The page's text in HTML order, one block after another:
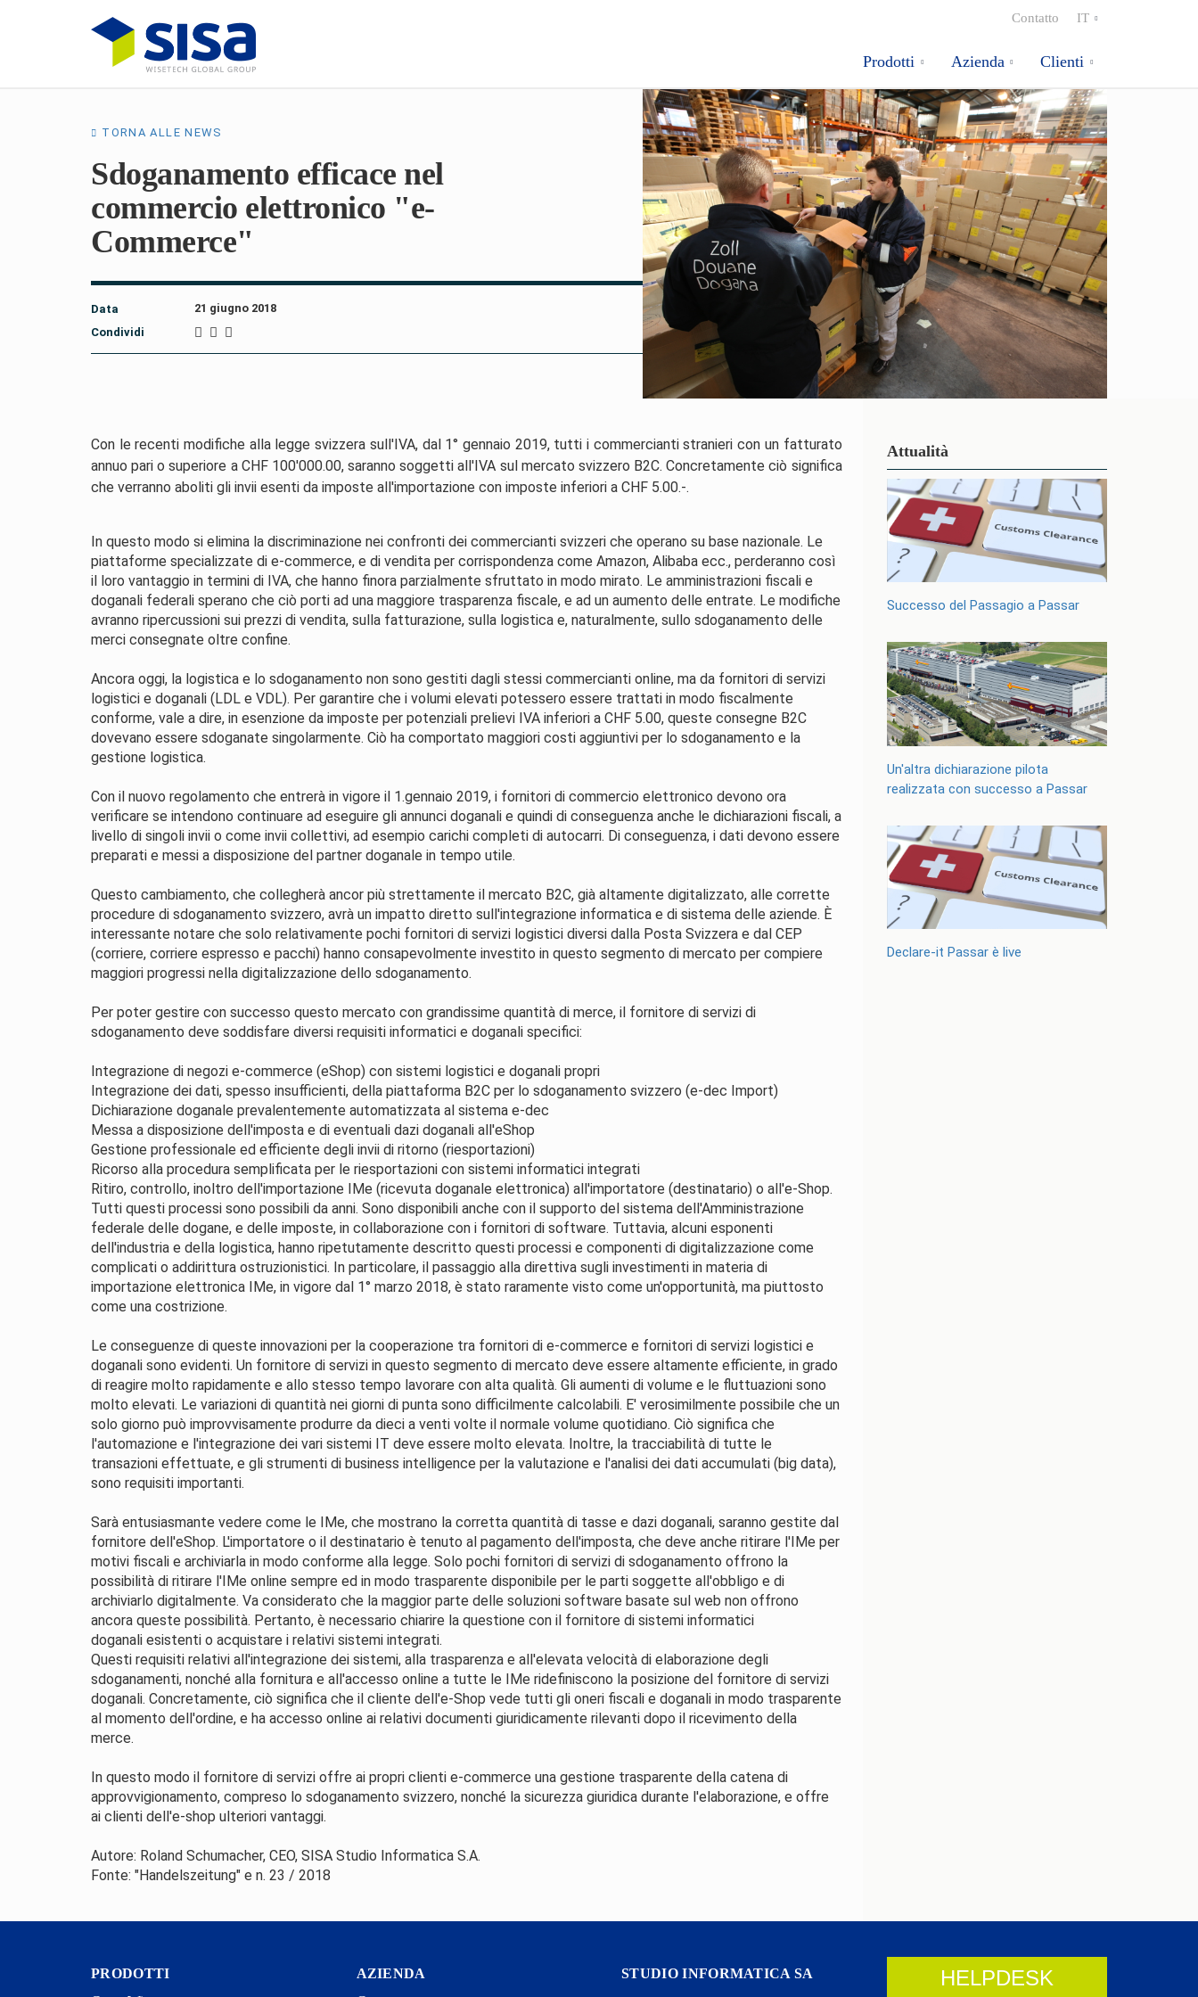
Prodotti Azienda Clienti
Contatto IT
TORNA ALLE NEWS
Sdoganamento efficace nel
commercio elettronico "e-
Commerce"
Data
21 giugno 2018
Condividi
Con le recenti modifiche alla legge svizzera sull'IVA, dal 1° gennaio 2019, tutti i commercianti stranieri con un fatturato
annuo pari o superiore a CHF 100'000.00, saranno soggetti all'IVA sul mercato svizzero B2C. Concretamente ciò significa
che verranno aboliti gli invii esenti da imposte all'importazione con imposte inferiori a CHF 5.00.-.
In questo modo si elimina la discriminazione nei confronti dei commercianti svizzeri che operano su base nazionale. Le
piattaforme specializzate di e-commerce, e di vendita per corrispondenza come Amazon, Alibaba ecc., perderanno così
il loro vantaggio in termini di IVA, che hanno finora parzialmente sfruttato in modo mirato. Le amministrazioni fiscali e
doganali federali sperano che ciò porti ad una maggiore trasparenza fiscale, e ad un aumento delle entrate. Le modifiche
avranno ripercussioni sui prezzi di vendita, sulla fatturazione, sulla logistica e, naturalmente, sullo sdoganamento delle
merci consegnate oltre confine.
Ancora oggi, la logistica e lo sdoganamento non sono gestiti dagli stessi commercianti online, ma da fornitori di servizi
logistici e doganali (LDL e VDL). Per garantire che i volumi elevati potessero essere trattati in modo fiscalmente
conforme, vale a dire, in esenzione da imposte per potenziali prelievi IVA inferiori a CHF 5.00, queste consegne B2C
dovevano essere sdoganate singolarmente. Ciò ha comportato maggiori costi aggiuntivi per lo sdoganamento e la
gestione logistica.
Con il nuovo regolamento che entrerà in vigore il 1.gennaio 2019, i fornitori di commercio elettronico devono ora
verificare se intendono continuare ad eseguire gli annunci doganali e quindi di conseguenza anche le dichiarazioni fiscali, a
livello di singoli invii o come invii collettivi, ad esempio carichi completi di autocarri. Di conseguenza, i dati devono essere
preparati e messi a disposizione del partner doganale in tempo utile.
Questo cambiamento, che collegherà ancor più strettamente il mercato B2C, già altamente digitalizzato, alle corrette
procedure di sdoganamento svizzero, avrà un impatto diretto sull'integrazione informatica e di sistema delle aziende. È
interessante notare che solo relativamente pochi fornitori di servizi logistici diversi dalla Posta Svizzera e dal CEP
(corriere, corriere espresso e pacchi) hanno consapevolmente investito in questo segmento di mercato per compiere
maggiori progressi nella digitalizzazione dello sdoganamento.
Per poter gestire con successo questo mercato con grandissime quantità di merce, il fornitore di servizi di
sdoganamento deve soddisfare diversi requisiti informatici e doganali specifici:
Integrazione di negozi e-commerce (eShop) con sistemi logistici e doganali propri
Integrazione dei dati, spesso insufficienti, della piattaforma B2C per lo sdoganamento svizzero (e-dec Import)
Dichiarazione doganale prevalentemente automatizzata al sistema e-dec
Messa a disposizione dell'imposta e di eventuali dazi doganali all'eShop
Gestione professionale ed efficiente degli invii di ritorno (riesportazioni)
Ricorso alla procedura semplificata per le riesportazioni con sistemi informatici integrati
Ritiro, controllo, inoltro dell'importazione IMe (ricevuta doganale elettronica) all'importatore (destinatario) o all'e-Shop.
Tutti questi processi sono possibili da anni. Sono disponibili anche con il supporto del sistema dell'Amministrazione
federale delle dogane, e delle imposte, in collaborazione con i fornitori di software. Tuttavia, alcuni esponenti
dell'industria e della logistica, hanno ripetutamente descritto questi processi e componenti di digitalizzazione come
complicati o addirittura ostruzionistici. In particolare, il passaggio alla direttiva sugli investimenti in materia di
importazione elettronica IMe, in vigore dal 1° marzo 2018, è stato raramente visto come un'opportunità, ma piuttosto
come una costrizione.
Le conseguenze di queste innovazioni per la cooperazione tra fornitori di e-commerce e fornitori di servizi logistici e
doganali sono evidenti. Un fornitore di servizi in questo segmento di mercato deve essere altamente efficiente, in grado
di reagire molto rapidamente e allo stesso tempo lavorare con alta qualità. Gli aumenti di volume e le fluttuazioni sono
molto elevati. Le variazioni di quantità nei giorni di punta sono difficilmente calcolabili. E' verosimilmente possibile che un
solo giorno può improvvisamente produrre da dieci a venti volte il normale volume quotidiano. Ciò significa che
l'automazione e l'integrazione dei vari sistemi IT deve essere molto elevata. Inoltre, la tracciabilità di tutte le
transazioni effettuate, e gli strumenti di business intelligence per la valutazione e l'analisi dei dati accumulati (big data),
sono requisiti importanti.
Sarà entusiasmante vedere come le IMe, che mostrano la corretta quantità di tasse e dazi doganali, saranno gestite dal
fornitore dell'eShop. L'importatore o il destinatario è tenuto al pagamento dell'imposta, che deve anche ritirare l'IMe per
motivi fiscali e archiviarla in modo conforme alla legge. Solo pochi fornitori di servizi di sdoganamento offrono la
possibilità di ritirare l'IMe online sempre ed in modo trasparente disponibile per le parti soggette all'obbligo e di
archiviarlo digitalmente. Va considerato che la maggior parte delle soluzioni software basate sul web non offrono
ancora queste possibilità. Pertanto, è necessario chiarire la questione con il fornitore di sistemi informatici
doganali esistenti o acquistare i relativi sistemi integrati.
Questi requisiti relativi all'integrazione dei sistemi, alla trasparenza e all'elevata velocità di elaborazione degli
sdoganamenti, nonché alla fornitura e all'accesso online a tutte le IMe ridefiniscono la posizione del fornitore di servizi
doganali. Concretamente, ciò significa che il cliente dell'e-Shop vede tutti gli oneri fiscali e doganali in modo trasparente
al momento dell'ordine, e ha accesso online ai relativi documenti giuridicamente rilevanti dopo il ricevimento della
merce.
In questo modo il fornitore di servizi offre ai propri clienti e-commerce una gestione trasparente della catena di
approvvigionamento, compreso lo sdoganamento svizzero, nonché la sicurezza giuridica durante l'elaborazione, e offre
ai clienti dell'e-shop ulteriori vantaggi.
Autore: Roland Schumacher, CEO, SISA Studio Informatica S.A.
Fonte: "Handelszeitung" e n. 23 / 2018
Attualità
Successo del Passagio a Passar
Un'altra dichiarazione pilota
realizzata con successo a Passar
Declare-it Passar è live
PRODOTTI
AZIENDA
STUDIO INFORMATICA SA
HELPDESK